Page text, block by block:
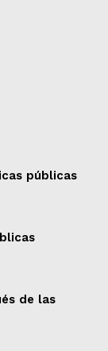
públicas
de las